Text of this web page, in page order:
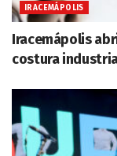
IRACEMÁPOLIS
Iracemápolis
costura